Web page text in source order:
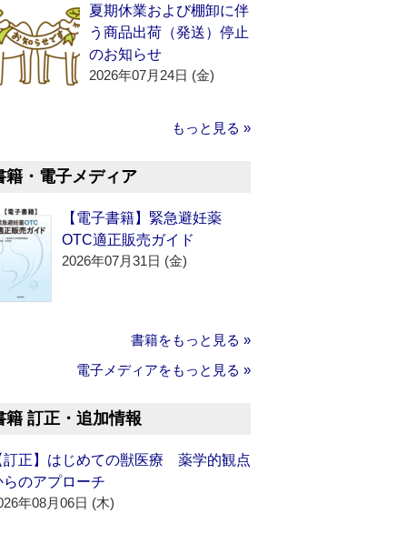
夏期休業および棚卸に伴
う商品出荷（発送）停止
のお知らせ
2026年07月24日 (金)
もっと見る »
籍・電子メディア
【電子書籍】緊急避妊薬
OTC適正販売ガイド
2026年07月31日 (金)
書籍をもっと見る »
電子メディアをもっと見る »
籍 訂正・追加情報
訂正】はじめての獣医療 薬学的観点
らのアプローチ
年08月06日 (木)